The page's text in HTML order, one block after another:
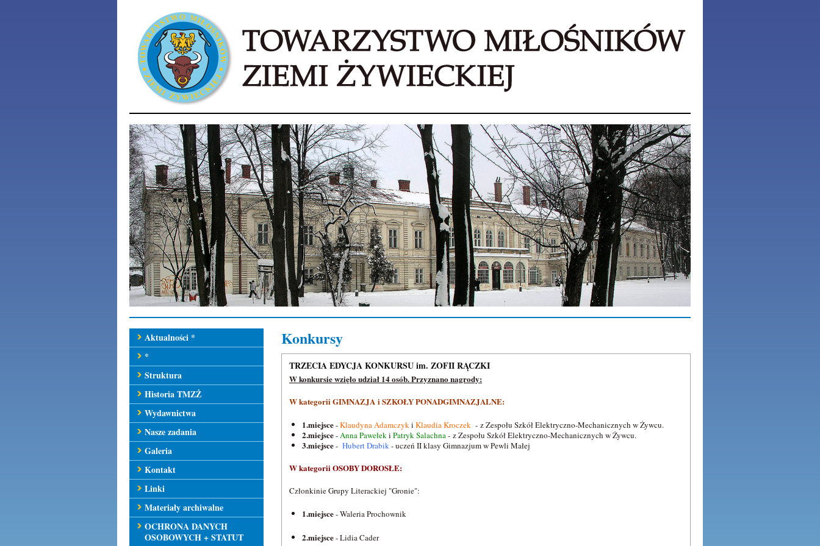
Aktualności *
*
Struktura
Historia TMZŻ
Wydawnictwa
Nasze zadania
Galeria
Kontakt
Linki
Materiały archiwalne
OCHRONA DANYCH
OSOBOWYCH + STATUT
Konkursy
TRZECIA EDYCJA KONKURSU im. ZOFII RĄCZKI
W konkursie wzięło udział 14 osób. Przyznano nagrody:
W kategorii GIMNAZJA i SZKOŁY PONADGIMNAZJALNE:
1.miejsce-Klaudyna Adamczyki Klaudia Kroczek - z Zespołu Szkół Elektryczno-Mechanicznych w Żywcu.
2.miejsce-Anna Pawełeki Patryk Salachna- z Zespołu Szkół Elektryczno-Mechanicznych w Żywcu.
3.miejsce- Hubert Drabik- uczeń II klasy Gimnazjum w Pewli Małej
W kategorii OSOBY DOROSŁE:
Członkinie Grupy Literackiej "Gronie":
1.miejsce- Waleria Prochownik
2.miejsce- Lidia Cader